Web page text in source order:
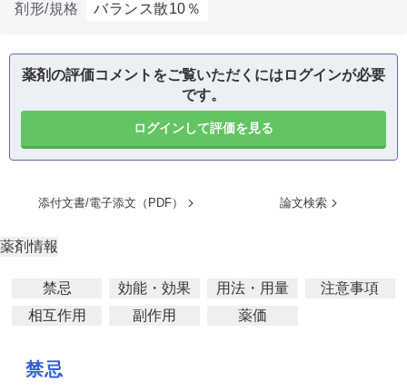
剤形/規格
バランス散10％
薬剤の評価コメントをご覧いただくにはログインが必要
です。
ログインして評価を見る
添付文書/電子添文（PDF） 論文検索
薬剤情報
禁忌 効能・効果 用法・用量
注意事項
相互作用
副作用 薬価
禁忌